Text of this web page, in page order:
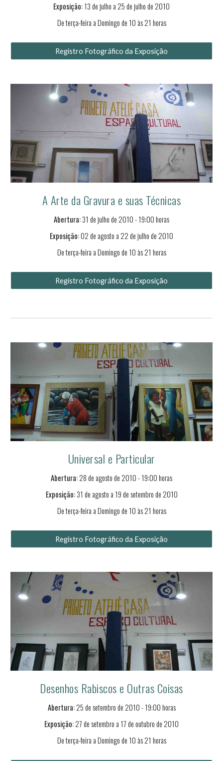
Exposição:13 de julho a 25 de julho de 2010
De terça-feira a Domingo de 10 às 21 horas
Registro Fotográfico da Exposição
A Arte da Gravura e suas Técnicas
Abertura:31 de julho de 2010 - 19:00 horas
Exposição:02de agosto a 22de julho de 2010
De terça-feira a Domingo de 10 às 21 horas
Registro Fotográfico da Exposição
Universal e Particular
Abertura:28de agostode 2010 - 19:00 horas
Exposição: 31 de agosto a 19desetembrode 2010
De terça-feira a Domingo de 10 às 21 horas
Registro Fotográfico da Exposição
Desenhos Rabiscos e Outras Coisas
Abertura: 25desetembrode 2010 - 19:00 horas
Exposição:27 de setembro a 17deoutubrode 2010
De terça-feira a Domingo de 10 às 21 horas